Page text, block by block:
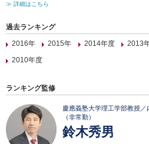
≫ 詳細はこちら
過去ランキング
2016年
2015年 2014年度 2013
2010年度
ランキング監修
慶應義塾大学理工学部教授
（非常勤）
鈴木秀男